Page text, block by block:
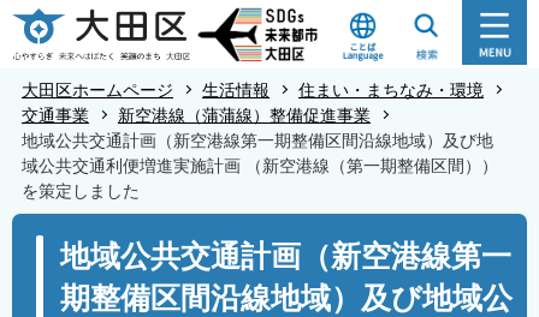
こ
の
先
大田区ホームページ 生活情報
住まい・まちなみ・環境
交通事業
新空港線（蒲蒲線）整備促進事業
地域公共交通計画（新空港線第一期整備区間沿線地域）及び地
域公共交通利便増進実施計画 （新空港線（第一期整備区間））
を策定しました
地域公共交通計画（新空港線第一
期整備区間沿線地域）及び地域公